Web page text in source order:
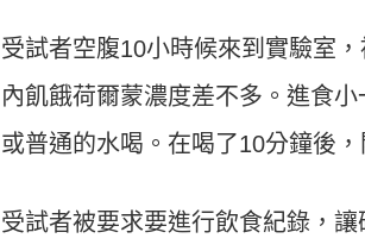
受試者空腹10小時候來到實驗室
內飢餓荷爾蒙濃度差不多。進食
或普通的水喝。在喝了10分鐘後
受試者被要求要進行飲食紀錄，